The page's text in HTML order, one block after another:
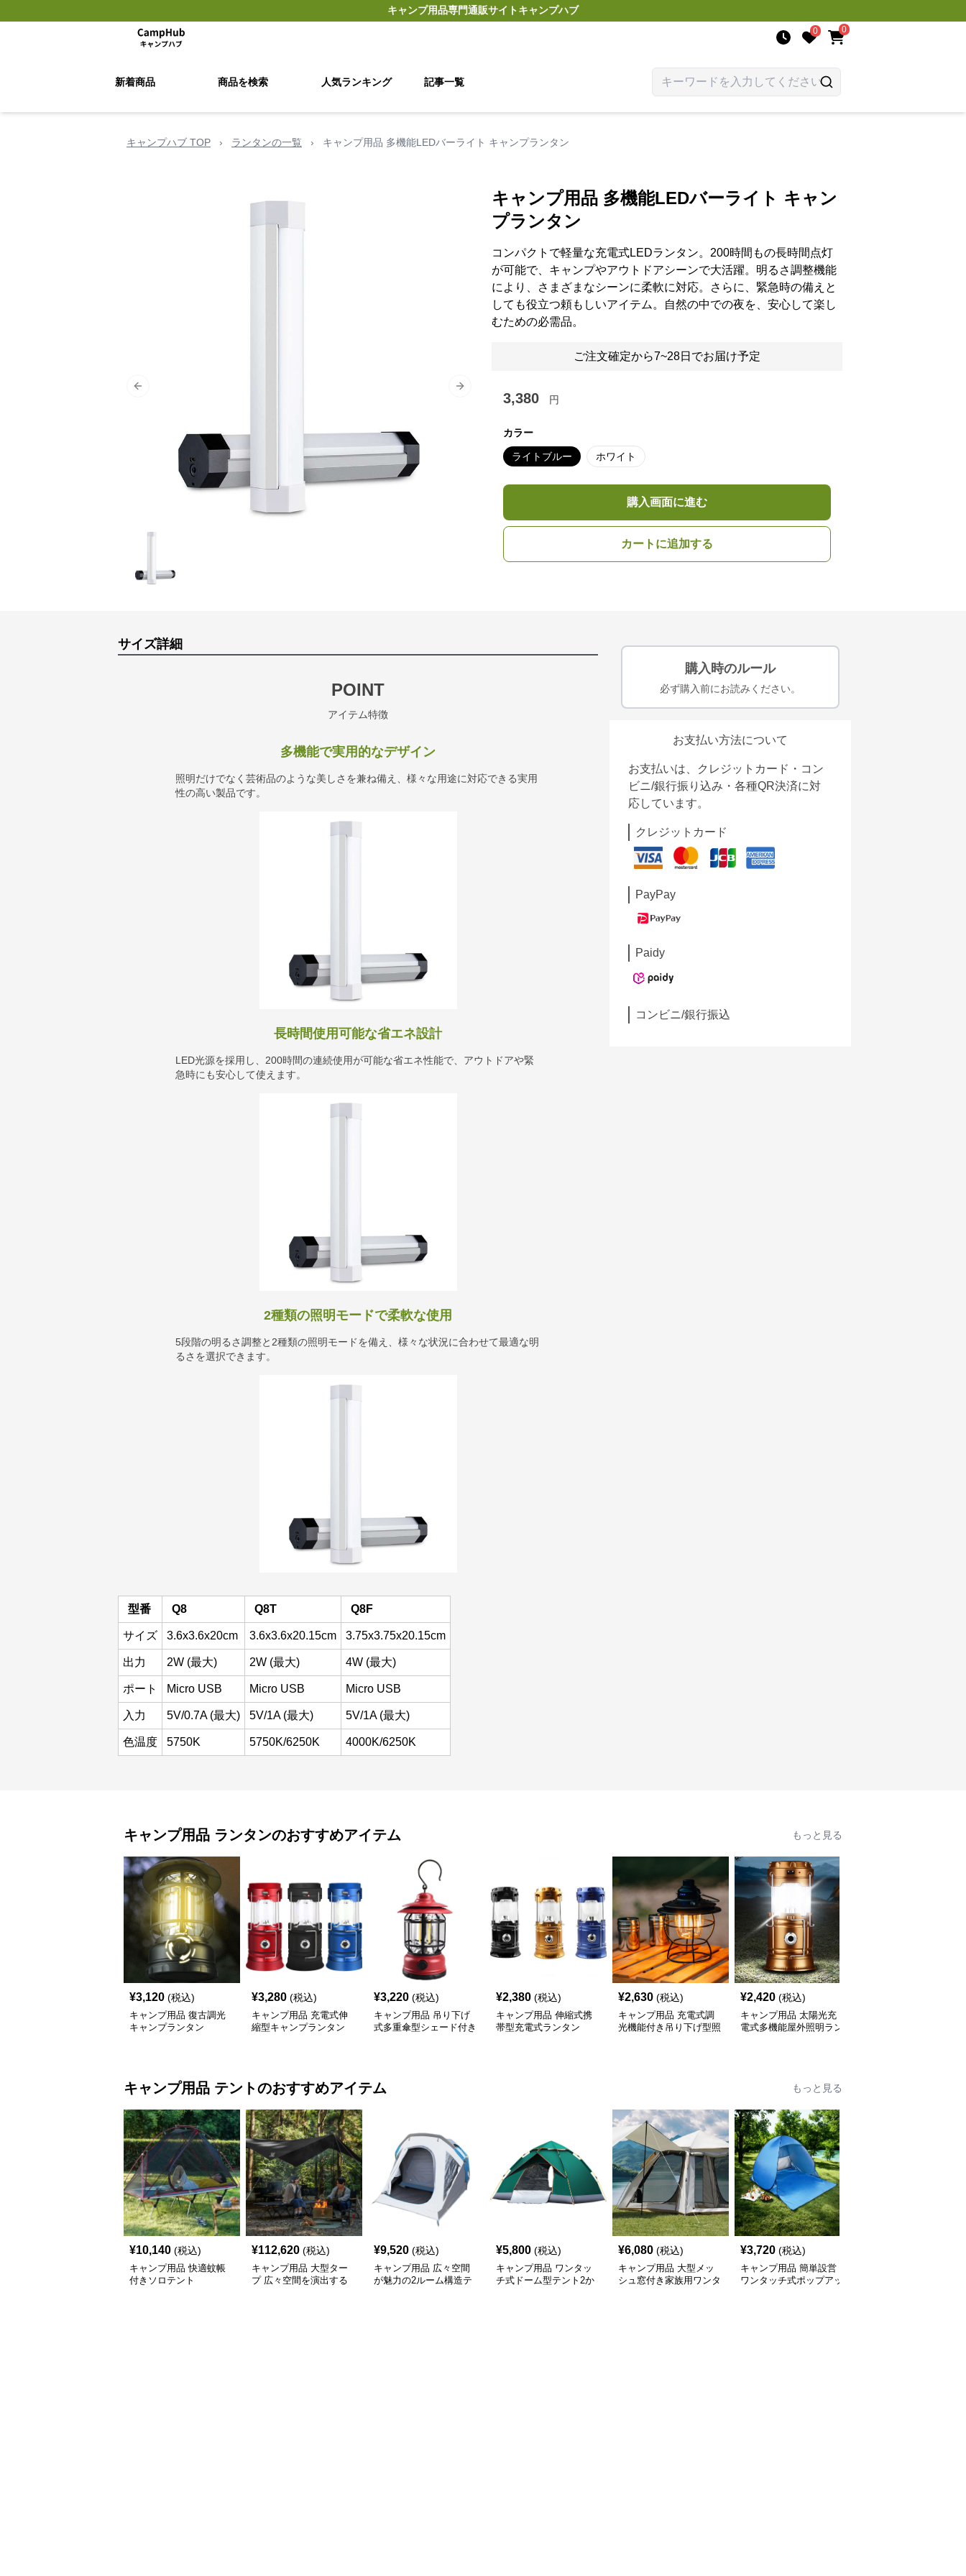
キャンプ用品専門通販サイトキャンプハブ
0 0
新着商品 商品を検索 人気ランキング 記事一覧
キャンプハブ TOP › ランタンの一覧 › キャンプ用品 多機能LEDバーライト キャンプランタン
Previous slide Next slide
キャンプ用品 多機能LEDバーライト キャン
プランタン
コンパクトで軽量な充電式LEDランタン。200時間もの長時間点灯
が可能で、キャンプやアウトドアシーンで大活躍。明るさ調整機能
により、さまざまなシーンに柔軟に対応。さらに、緊急時の備えと
しても役立つ頼もしいアイテム。自然の中での夜を、安心して楽し
むための必需品。
ご注文確定から7~28日でお届け予定
3,380 円
カラー
ライトブルー ホワイト
購入画面に進む
カートに追加する
サイズ詳細
POINT
アイテム特徴
多機能で実用的なデザイン
照明だけでなく芸術品のような美しさを兼ね備え、様々な用途に対応できる実用
性の高い製品です。
長時間使用可能な省エネ設計
LED光源を採用し、200時間の連続使用が可能な省エネ性能で、アウトドアや緊
急時にも安心して使えます。
2種類の照明モードで柔軟な使用
5段階の明るさ調整と2種類の照明モードを備え、様々な状況に合わせて最適な明
るさを選択できます。
型番 Q8 Q8T Q8F
サイズ 3.6x3.6x20cm 3.6x3.6x20.15cm 3.75x3.75x20.15cm
出力 2W (最大) 2W (最大) 4W (最大)
ポート Micro USB Micro USB Micro USB
入力 5V/0.7A (最大) 5V/1A (最大) 5V/1A (最大)
色温度 5750K 5750K/6250K 4000K/6250K
購入時のルール
必ず購入前にお読みください。
お支払い方法について
お支払いは、クレジットカード・コン
ビニ/銀行振り込み・各種QR決済に対
応しています。
クレジットカード
PayPay
Paidy
コンビニ/銀行振込
キャンプ用品 ランタンのおすすめアイテム もっと見る
¥3,120 (税込)
キャンプ用品 復古調光
キャンプランタン
¥3,280 (税込)
キャンプ用品 充電式伸
縮型キャンプランタン
¥3,220 (税込)
キャンプ用品 吊り下げ
式多重傘型シェード付き
¥2,380 (税込)
キャンプ用品 伸縮式携
帯型充電式ランタン
¥2,630 (税込)
キャンプ用品 充電式調
光機能付き吊り下げ型照
¥2,420 (税込)
キャンプ用品 太陽光充
電式多機能屋外照明ラン
キャンプ用品 テントのおすすめアイテム もっと見る
¥10,140 (税込)
キャンプ用品 快適蚊帳
付きソロテント
¥112,620 (税込)
キャンプ用品 大型ター
プ 広々空間を演出する
¥9,520 (税込)
キャンプ用品 広々空間
が魅力の2ルーム構造テ
¥5,800 (税込)
キャンプ用品 ワンタッ
チ式ドーム型テント2か
¥6,080 (税込)
キャンプ用品 大型メッ
シュ窓付き家族用ワンタ
¥3,720 (税込)
キャンプ用品 簡単設営
ワンタッチ式ポップアッ